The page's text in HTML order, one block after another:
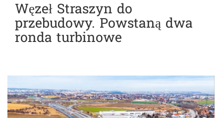
Węzeł Straszyn do
przebudowy. Powstaną dwa
ronda turbinowe